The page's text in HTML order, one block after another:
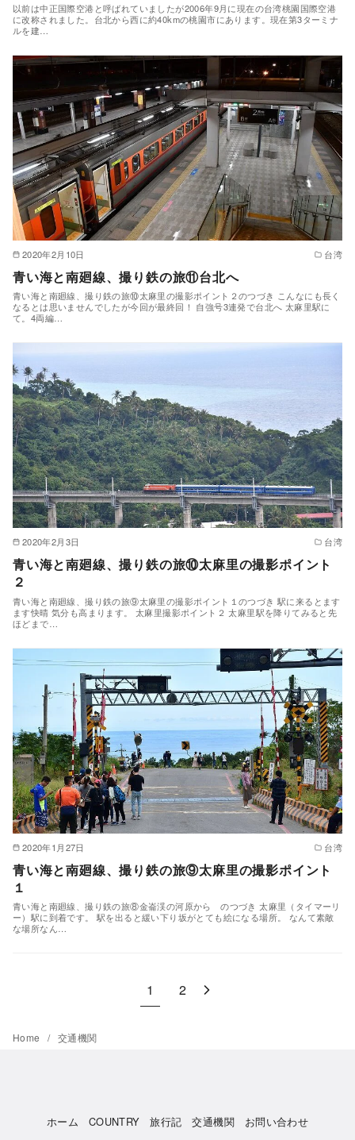
以前は中正国際空港と呼ばれていましたが2006年9月に現在の台湾桃園国際空港
に改称されました。台北から西に約40kmの桃園市にあります。現在第3ターミナ
ルを建…
2020年2月10日 台湾
青い海と南廻線、撮り鉄の旅⑪台北へ
青い海と南廻線、撮り鉄の旅⑩太麻里の撮影ポイント２のつづき こんなにも長く
なるとは思いませんでしたが今回が最終回！ 自強号3連発で台北へ 太麻里駅に
て。4両編…
2020年2月3日 台湾
青い海と南廻線、撮り鉄の旅⑩太麻里の撮影ポイント
２
青い海と南廻線、撮り鉄の旅⑨太麻里の撮影ポイント１のつづき 駅に来るとます
ます快晴 気分も高まります。 太麻里撮影ポイント２ 太麻里駅を降りてみると先
ほどまで…
2020年1月27日 台湾
青い海と南廻線、撮り鉄の旅⑨太麻里の撮影ポイント
１
青い海と南廻線、撮り鉄の旅⑧金崙渓の河原から のつづき 太麻里（タイマーリ
ー）駅に到着です。 駅を出ると緩い下り坂がとても絵になる場所。 なんて素敵
な場所なん…
1 2
Home 交通機関
ホーム COUNTRY 旅行記 交通機関 お問い合わせ